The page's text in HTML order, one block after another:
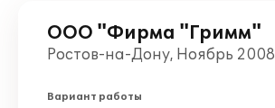
ООО "Фирма "Гримм"
Ростов-на-Дону, Ноябрь 2008
Вариант работы